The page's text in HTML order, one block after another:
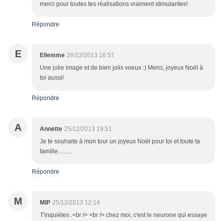
merci pour toutes tes réalisations vraiment stimulantes!
Répondre
E Ellemme 26/12/2013 16:57
Une jolie image et de bien jolis voeux :) Merci, joyeux Noël à
toi aussi!
Répondre
A Annette 25/12/2013 19:51
Je te souhaite à mon tour un joyeux Noël pour toi et toute ta
famille.........
Répondre
M MIP 25/12/2013 12:14
T'inquiètes..<br /> <br /> chez moi, c'est le neurone qui essaye